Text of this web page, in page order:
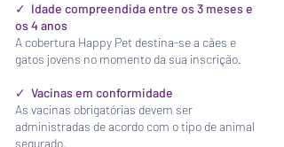
✓ Idade compreendida entre os 3 meses e
os 4 anos
A cobertura Happy Pet destina-se a cães e
gatos jovens no momento da sua inscrição.
✓ Vacinas em conformidade
As vacinas obrigatórias devem ser
administradas de acordo com o tipo de animal
segurado.